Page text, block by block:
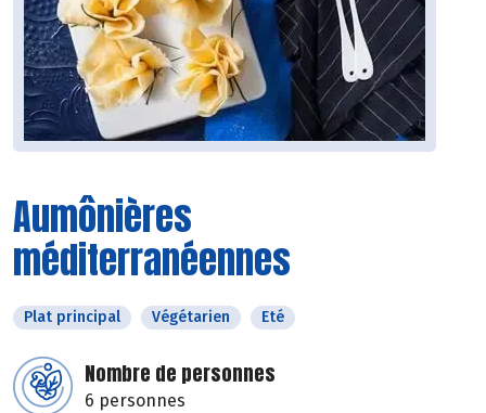
Aumônières
méditerranéennes
Plat principal Végétarien Eté
Nombre de personnes
6 personnes